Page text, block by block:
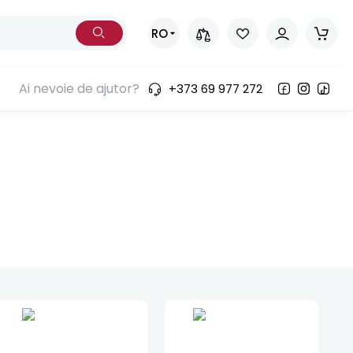
RO
Ai nevoie de ajutor? +373 69 977 272